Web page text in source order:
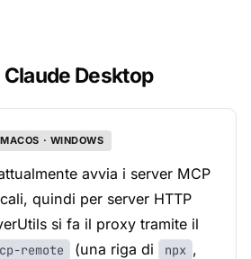
Desktop
MACOS · WINDOWS
avvia i server MCP
quindi per server HTTP
si fa il proxy tramite il
remote (una riga di npx ,